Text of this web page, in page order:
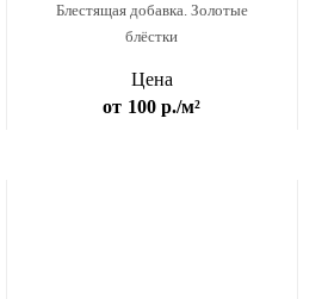
Блестящая добавка. Золотые
блёстки
Цена
от 100 р./м²